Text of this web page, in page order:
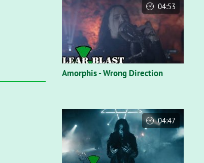
Amorphis - Wrong Direction
04:53
04:47